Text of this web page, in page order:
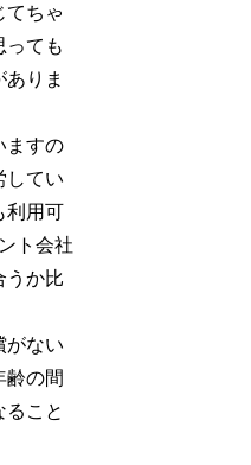
てちゃ
っても
りま
ますの
してい
利用可
ト会社
うか比
がない
齢の間
ること